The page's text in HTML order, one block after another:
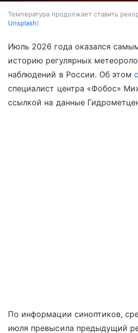
Температура продолжает ставить
Unsplash
Июль 2026 года оказался
историю регулярных
наблюдений в России. Об этом
специалист центра «Фобос»
ссылкой на данные
По информации синоптиков,
июля превысила предыдущий